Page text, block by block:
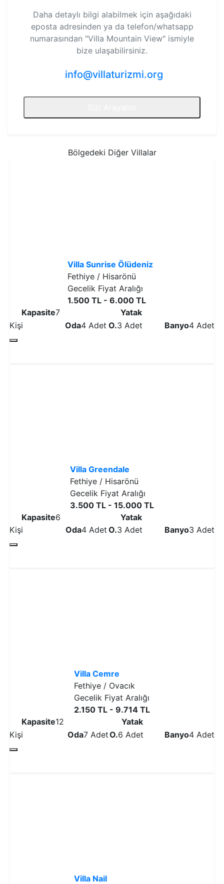
Daha detaylı bilgi alabilmek için aşağıdaki
eposta adresinden ya da telefon/whatsapp
numarasından "Villa Mountain View" ismiyle
bize ulaşabilirsiniz.
info@villaturizmi.org
Bölgedeki Diğer Villalar
Villa Sunrise Ölüdeniz
Fethiye / Hisarönü
Gecelik Fiyat Aralığı
1.500 TL - 6.000 TL
Kapasite7
Kişi
Oda4 Adet
Yatak
O.3 Adet Banyo4 Adet
Villa Greendale
Fethiye / Hisarönü
Gecelik Fiyat Aralığı
3.500 TL - 15.000 TL
Kapasite6
Kişi
Oda4 Adet
Yatak
O.3 Adet Banyo3 Adet
Villa Cemre
Fethiye / Ovacık
Gecelik Fiyat Aralığı
2.150 TL - 9.714 TL
Kapasite12
Kişi
Oda7 Adet
Yatak
O.6 Adet Banyo4 Adet
Villa Nail